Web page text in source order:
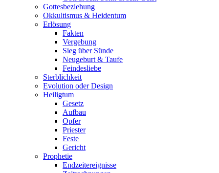
Gottesbeziehung
Okkultismus & Heidentum
Erlösung
Fakten
Vergebung
Sieg über Sünde
Neugeburt & Taufe
Feindesliebe
Sterblichkeit
Evolution oder Design
Heiligtum
Gesetz
Aufbau
Opfer
Priester
Feste
Gericht
Prophetie
Endzeitereignisse